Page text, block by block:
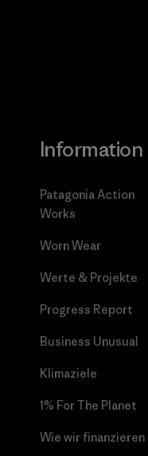
Information
Patagonia Action
Works
Worn Wear
Werte & Projekte
Progress Report
Business Unusual
Klimaziele
1% For The Planet
Wie wir finanzieren